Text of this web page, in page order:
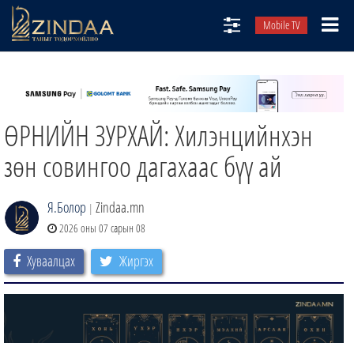
Mobile TV
ТВ8
ӨГЛӨӨНИЙ СОНИН
ӨРНИЙН ЗУРХАЙ: Хилэнцийнхэн
зөн совингоо дагахаас бүү ай
Я.Болор | Zindaa.mn
2026 оны 07 сарын 08
Хуваалцах Жиргэх